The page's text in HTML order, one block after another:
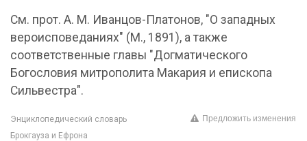
См. прот. А. М. Иванцов-Платонов, "О западных
вероисповеданиях" (М., 1891), а также
соответственные главы "Догматического
Богословия митрополита Макария и епископа
Сильвестра".
Энциклопедический словарь
Брокгауза и Ефрона
Предложить изменения